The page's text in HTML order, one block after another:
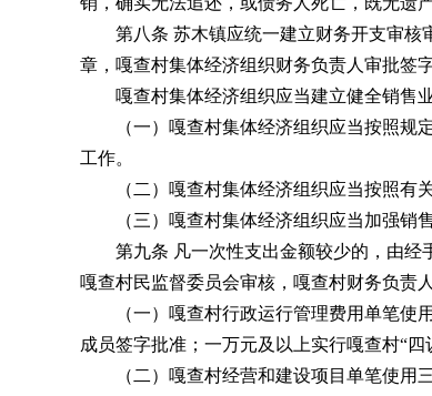
第八条 苏木镇应统一建立财务开支审核审
章，嘎查村集体经济组织财务负责人审批签
嘎查村集体经济组织应当建立健全销售业
（一）嘎查村集体经济组织应当按照规定
工作。
（二）嘎查村集体经济组织应当按照有关
（三）嘎查村集体经济组织应当加强销售
第九条 凡一次性支出金额较少的，由经手
嘎查村民监督委员会审核，嘎查村财务负责
（一）嘎查村行政运行管理费用单笔使用
成员签字批准；一万元及以上实行嘎查村“四
（二）嘎查村经营和建设项目单笔使用三